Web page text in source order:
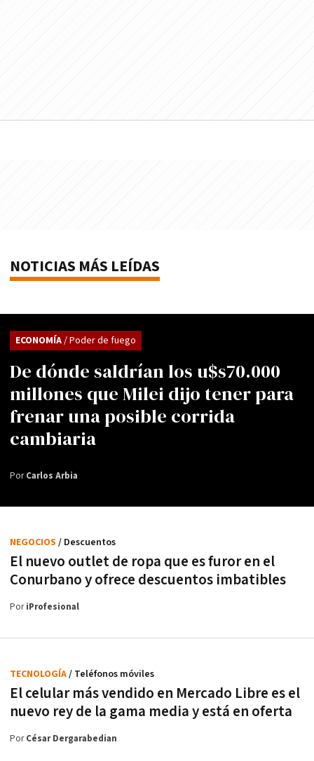
NOTICIAS MÁS LEÍDAS
De dónde saldrían los u$s70.000
millones que Milei dijo tener para
frenar una posible corrida
cambiaria
ECONOMÍA/ Poder de fuego
PorCarlos Arbia
El nuevo outlet de ropa que es furor en el
Conurbano y ofrece descuentos imbatibles
NEGOCIOS / Descuentos
PoriProfesional
El celular más vendido en Mercado Libre es el
nuevo rey de la gama media y está en oferta
TECNOLOGÍA/ Teléfonos móviles
PorCésar Dergarabedian